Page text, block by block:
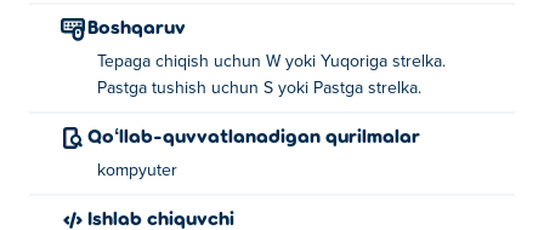
Boshqaruv
Tepaga chiqish uchun W yoki Yuqoriga strelka.
Pastga tushish uchun S yoki Pastga strelka.
Qoʻllab-quvvatlanadigan qurilmalar
kompyuter
Ishlab chiquvchi